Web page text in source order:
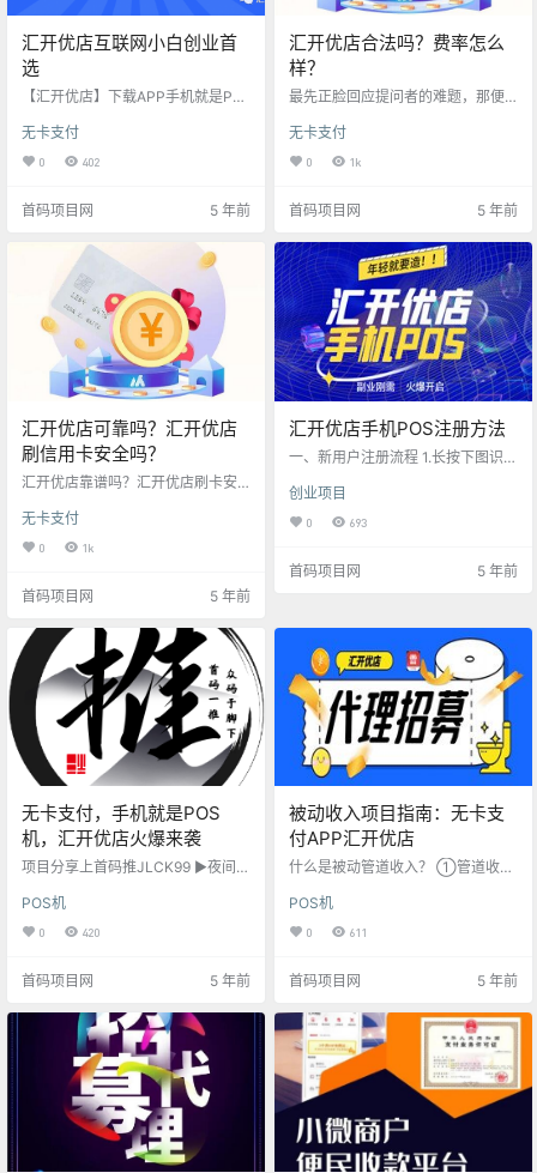
汇开优店互联网小白创业首
选
【汇开优店】下载APP手机就是PO
支持全国所有银行信用卡 刷卡费
率：0.26%～0.52% 单笔5万以内，
24小时秒刷秒到 所有使用步骤教程
理，高效推广 分秒必争 趋势为王 一
门心思，搞支付 只有支付可以让
你，收入比上班强，公司做的久，
那就是比做生意多要赚的多，白手
起家 其他的行业，他们玩累了，还
是回来…
无卡支付
0 402
首码项目网 5 年前
汇开优店合法吗？费率怎么
样？
最先正脸回应提问者的难题，那便
的。由于汇开优店是汇付天下支付
公司自营商品，支付公司自营金融
理财产品全是靠谱合理合法的，能
应用利率可以看下面的图： 汇开优
云店为何改成汇开优店？ 鼎刷云店
+汇开实体店=汇开优店 汇开优店ap
p融合了电签（适用大伙儿常常提及
的蚂蚁花呗、京东打白条）、移动
收付款、刷脸支付等多种…
无卡支付
0 1k
首码项目网 5 年前
汇开优店可靠吗？汇开优店
刷信用卡安全吗？
汇开优店靠谱吗？汇开优店刷卡安
了解一下汇开优店是啥。 汇开优店
是一个支付款APP，适用POS机刷
信用卡、小额贷款收付款、移动收
作， 一个APP就可以用手机取代PO
POS机关联，完成在线支付和线下
推广付款健全融合。 汇开优店APP
和汇开优店大管家APP2个版本号，
客户和代理商依据本人要求免费下
载就可…
无卡支付
0 1k
首码项目网 5 年前
汇开优店手机POS注册方法
一、新用户注册流程 1.长按下图识别
会出现以下注册界面，请输入您的
手机号，点击获取验证码，手机收
到验证码后请及时输入，然后点下
P，点我的实名认证。手机POS机就
领取VIP服务 每个用户都有权限领取
一个月的VIP功能，VIP费率更低，
每分享1个用户可以多领取1个月的…
创业项目
0 693
首码项目网 5 年前
无卡支付，手机就是POS
机，汇开优店火爆来袭
项目分享上首码推JLCK99 ▶夜间商
入汇开优店试试，手机秒变POS
机！ ▶汇开优店日入过万，你还在
人生不长，春秋有限，拥有一个好
就终究会有被打败的那一天！ ▶人
生不在于获得，而在于放下。 首码
推推首码 行大道，存公心，定信
念，正心态，怀揣兴梦想！共筑兴
辉煌！ POS行…
POS机
0 420
首码项目网 5 年前
被动收入项目指南：无卡支
付APP汇开优店
什么是被动管道收入？ ①管道收入
就产生电费 ②管道收入就像自来水
厂：装好水表一开水龙头就有钱收
像通讯公司：一打电话就有钱赚 ⑤
停，分润不止 别的行业工作停止
了，收入也就停止了！唯独支付行
业收益一直在！ 2021年跟我们一起
做0投资也加入支付行业 通过一场疫
情，再次证明了拥…
POS机
0 611
首码项目网 5 年前